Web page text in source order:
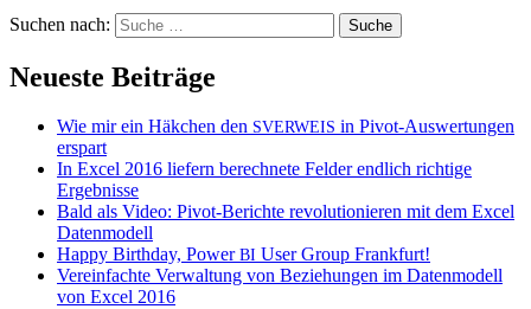
Suchen nach:
Neueste Beiträge
Wie mir ein Häkchen den SVERWEIS in Pivot-Auswertungen
erspart
In Excel 2016 liefern berechnete Felder endlich richtige
Ergebnisse
Bald als Video: Pivot-Berichte revolutionieren mit dem Excel
Datenmodell
Happy Birthday, PowerBI User Group Frankfurt!
Vereinfachte Verwaltung von Beziehungen im Datenmodell
von Excel 2016